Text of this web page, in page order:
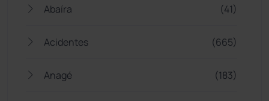
Abaíra (41)
Acidentes (665)
Anagé (183)